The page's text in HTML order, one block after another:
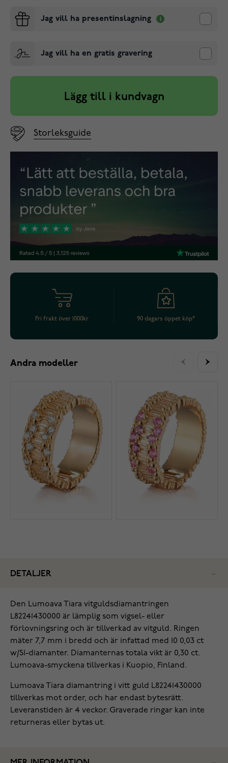
Jag vill ha presentinslagning
Jag vill ha en gratis gravering
Lägg till i kundvagn
Storleksguide
Fri frakt över 1000kr 90 dagars öppet köp*
Andra modeller
DETALJER
Den Lumoava Tiara vitguldsdiamantringen
L82241430000 är lämplig som vigsel- eller
förlovningsring och är tillverkad av vitguld. Ringen
mäter 7,7 mm i bredd och är infattad med 10 0,03 ct
w/SI-diamanter. Diamanternas totala vikt är 0,30 ct.
Lumoava-smyckena tillverkas i Kuopio, Finland.
Lumoava Tiara diamantring i vitt guld L82241430000
tillverkas mot order, och har endast bytesrätt.
Leveranstiden är 4 veckor. Graverade ringar kan inte
returneras eller bytas ut.